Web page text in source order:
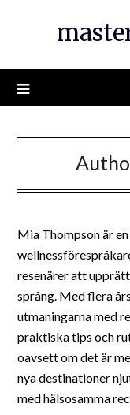
Mia Thompson är
resenärer att
språng. Med flera
utmaningarna med
praktiska tips och
oavsett om det är
nya destinationer
med hälsosamma